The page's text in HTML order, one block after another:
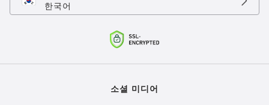
한국어
소셜 미디어